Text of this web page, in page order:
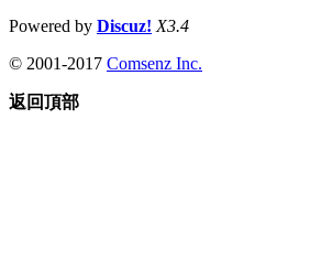
Powered by Discuz! X3.4
© 2001-2017 Comsenz Inc.
返回頂部